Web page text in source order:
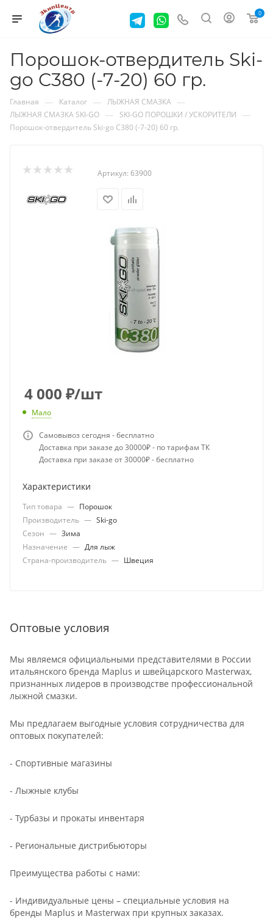
0
Порошок-отвердитель Ski-
go C380 (-7-20) 60 гр.
Главная — Каталог — ЛЫЖНАЯ СМАЗКА —
ЛЫЖНАЯ СМАЗКА SKI-GO — SKI-GO ПОРОШКИ / УСКОРИТЕЛИ —
Порошок-отвердитель Ski-go C380 (-7-20) 60 гр.
Артикул: 63900
4 000 ₽/шт
Мало
Самовывоз сегодня - бесплатно
Доставка при заказе до 30000₽ - по тарифам ТК
Доставка при заказе от 30000₽ - бесплатно
Характеристики
Тип товара — Порошок
Производитель — Ski-go
Сезон — Зима
Назначение — Для лыж
Страна-производитель — Швеция
Оптовые условия
Мы являемся официальными представителями в России
итальянского бренда Maplus и швейцарского Masterwax,
признанных лидеров в производстве профессиональной
лыжной смазки.
Мы предлагаем выгодные условия сотрудничества для
оптовых покупателей:
- Спортивные магазины
- Лыжные клубы
- Турбазы и прокаты инвентаря
- Региональные дистрибьюторы
Преимущества работы с нами:
- Индивидуальные цены – специальные условия на
бренды Maplus и Masterwax при крупных заказах.